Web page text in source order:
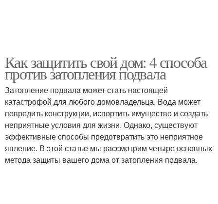
Как защитить свой дом: 4 способа
против затопления подвала
Затопление подвала может стать настоящей
катастрофой для любого домовладельца. Вода может
повредить конструкции, испортить имущество и создать
неприятные условия для жизни. Однако, существуют
эффективные способы предотвратить это неприятное
явление. В этой статье мы рассмотрим четыре основных
метода защиты вашего дома от затопления подвала.